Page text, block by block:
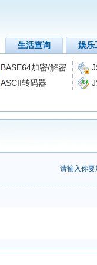
生活查询 娱乐
BASE64加密/解密
ASCII转码器
请输入你要